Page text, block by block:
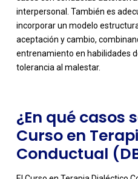
interpersonal. También es
incorporar un modelo
aceptación y cambio,
entrenamiento en habilidades
tolerancia al malestar.
-
¿En qué casos
Curso en
Conductual